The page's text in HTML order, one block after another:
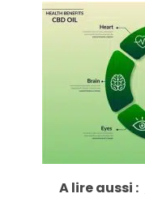
A lire aussi :